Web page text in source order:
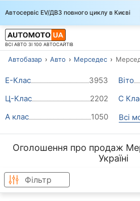
Автосервіс EV/ДВЗ повного циклу в Києві
ВСІ АВТО ЗІ 100 АВТОСАЙТІВ
Автобазар Авто Мерседес
Е-Клас 3953 Віто
Ц-Клас
2202 С
А клас
1050 Всі
Оголошення про продаж
Україні
Фільтр